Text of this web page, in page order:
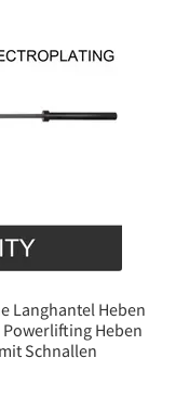
Langhantel Heben
Heben
Schnallen